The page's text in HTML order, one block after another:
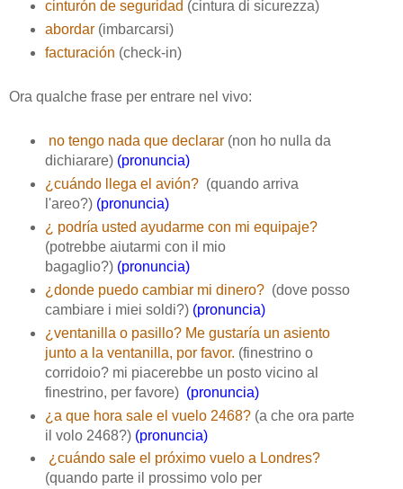
cinturón de seguridad (cintura di sicurezza)
abordar(imbarcarsi)
facturación (check-in)
Ora qualche frase per entrare nel vivo:
no tengo nada que declarar(non ho nulla da
dichiarare) (pronuncia)
¿cuándo llega el avión?(quando arriva
l'areo?) (pronuncia)
¿ podría usted ayudarme con mi equipaje?
(potrebbe aiutarmi con il mio
bagaglio?) (pronuncia)
¿donde puedo cambiar mi dinero?(dove posso
cambiare i miei soldi?) (pronuncia)
¿ventanilla o pasillo? Me gustaría un asiento
junto a la ventanilla, por favor. (finestrino o
corridoio? mi piacerebbe un posto vicino al
finestrino, per favore) (pronuncia)
¿a que hora sale el vuelo 2468? (a che ora parte
il volo 2468?) (pronuncia)
¿cuándo sale el próximo vuelo a Londres?
(quando parte il prossimo volo per